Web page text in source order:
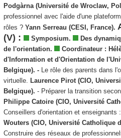
Podgàrna (Université de Wroclaw,
professionnel avec l'aide d'une
rôles ? Yann Serreau (CESI, France).
(V) :
Symposium.
Des
de l'orientation.
Coordinateur :
d'Information et d'Orientation de
Belgique). -Le rôle des parents dans
virtuelle. Laurence Pirot (CIO,
Belgique). - Préparer la transition
Philippe Catoire (CIO, Université
Conseillers d'orientation et enseignants
Wouters (CIO, Université Catholique
Construire des réseaux de